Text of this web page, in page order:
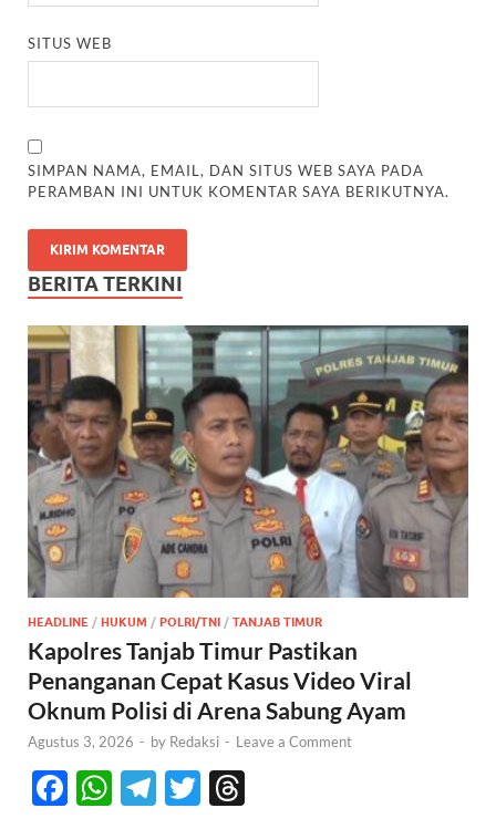
SITUS WEB
SIMPAN NAMA, EMAIL, DAN SITUS WEB SAYA PADA
PERAMBAN INI UNTUK KOMENTAR SAYA BERIKUTNYA.
BERITA TERKINI
HEADLINE / HUKUM / POLRI/TNI / TANJAB TIMUR
Kapolres Tanjab Timur Pastikan
Penanganan Cepat Kasus Video Viral
Oknum Polisi di Arena Sabung Ayam
Agustus 3, 2026 - by Redaksi - Leave a Comment
F
W T
T